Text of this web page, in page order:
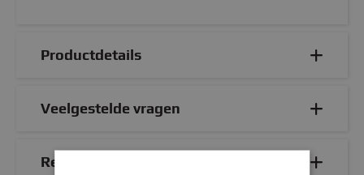
Productdetails
Veelgestelde vragen
Reviews